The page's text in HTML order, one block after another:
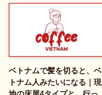
ベトナムで髪を切ると、ベ
トナム人みたいになる｜現